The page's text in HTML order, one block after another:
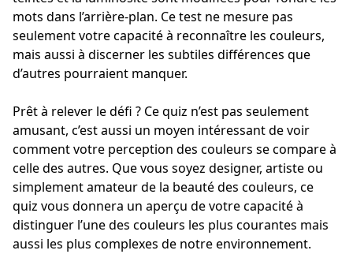
mots dans l’arrière-plan. Ce test ne mesure pas
seulement votre capacité à reconnaître les couleurs,
mais aussi à discerner les subtiles différences que
d’autres pourraient manquer.
Prêt à relever le défi ? Ce quiz n’est pas seulement
amusant, c’est aussi un moyen intéressant de voir
comment votre perception des couleurs se compare à
celle des autres. Que vous soyez designer, artiste ou
simplement amateur de la beauté des couleurs, ce
quiz vous donnera un aperçu de votre capacité à
distinguer l’une des couleurs les plus courantes mais
aussi les plus complexes de notre environnement.